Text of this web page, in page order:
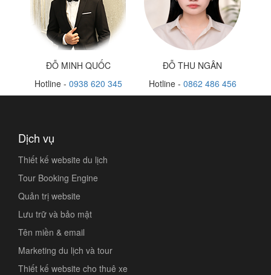
ĐỖ MINH QUỐC
Hotline - 0938 620 345
ĐỖ THU NGÂN
Hotline - 0862 486 456
Dịch vụ
Thiết kế website du lịch
Tour Booking Engine
Quản trị website
Lưu trữ và bảo mật
Tên miền & email
Marketing du lịch và tour
Thiết kế website cho thuê xe